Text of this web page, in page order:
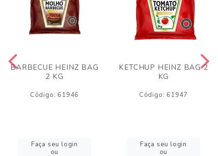
BARBECUE HEINZ BAG
2 KG
Código: 61946
Faça seu login
ou
KETCHUP HEINZ BAG 2
KG
Código: 61947
Faça seu login
ou